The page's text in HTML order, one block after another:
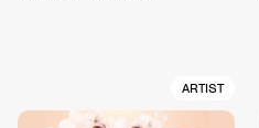
ARTIST